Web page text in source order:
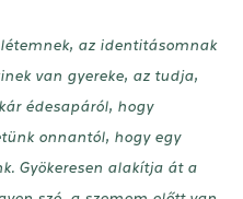
az identitásomnak
van gyereke, az tudja,
édesapáról, hogy
onnantól, hogy egy
Gyökeresen alakítja át a